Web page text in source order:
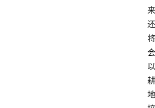
来
还
将
会
以
耕
地